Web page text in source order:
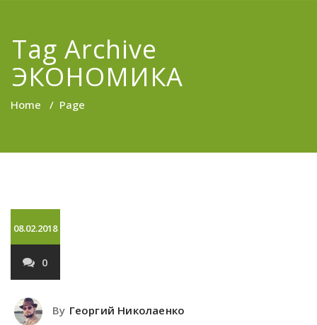
Tag Archive
ЭКОНОМИКА
Home / Page
08.02.2018
0
By Георгий Николаенко